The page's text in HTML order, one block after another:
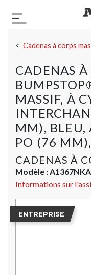
Basculer la navigation
Cadenas à corps
CADENAS
MASSIF, À
MM), BLEU,
PO (76
CADENAS À
Modèle :
Informations sur
ENTREPRISE